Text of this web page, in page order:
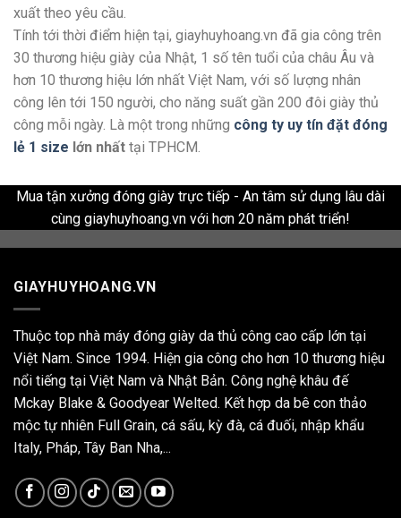
xuất theo yêu cầu.
Tính tới thời điểm hiện tại, giayhuyhoang.vn đã gia công trên
30 thương hiệu giày của Nhật, 1 số tên tuổi của châu Âu và
hơn 10 thương hiệu lớn nhất Việt Nam, với số lượng nhân
công lên tới 150 người, cho năng suất gần 200 đôi giày thủ
công mỗi ngày. Là một trong những công ty uy tín đặt đóng
lẻ 1 size lớn nhất tại TPHCM.
Mua tận xưởng đóng giày trực tiếp - An tâm sử dụng lâu dài
cùng giayhuyhoang.vn với hơn 20 năm phát triển!
GIAYHUYHOANG.VN
Thuộc top nhà máy đóng giày da thủ công cao cấp lớn tại
Việt Nam. Since 1994. Hiện gia công cho hơn 10 thương hiệu
nổi tiếng tại Việt Nam và Nhật Bản. Công nghệ khâu đế
Mckay Blake & Goodyear Welted. Kết hợp da bê con thảo
mộc tự nhiên Full Grain, cá sấu, kỳ đà, cá đuối, nhập khẩu
Italy, Pháp, Tây Ban Nha,...